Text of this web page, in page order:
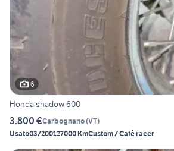
6
Honda shadow 600
3.800 €Carbognano(VT)
Usato03/200127000 KmCustom / Café racer